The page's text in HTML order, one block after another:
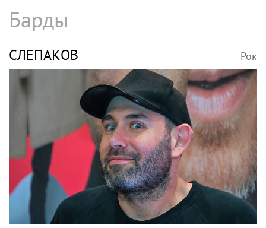
Барды
СЛЕПАКОВ Рок